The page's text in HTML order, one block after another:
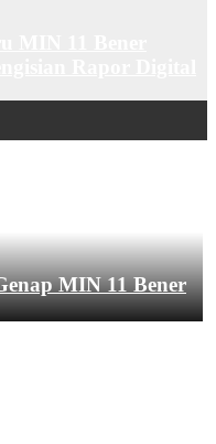
MIN 11 Bener